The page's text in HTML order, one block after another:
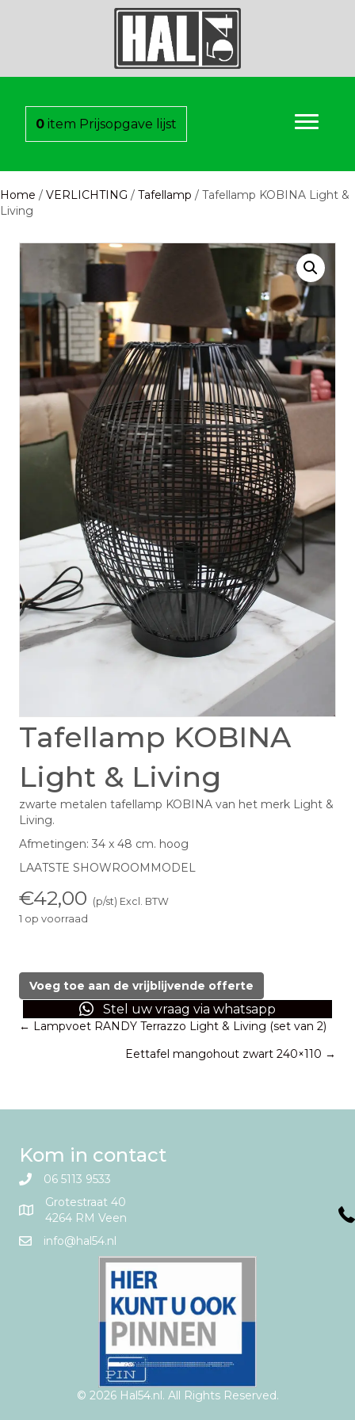
0 item Prijsopgave lijst
Home / VERLICHTING / Tafellamp / Tafellamp KOBINA Light &
Living
Tafellamp KOBINA
Light & Living
zwarte metalen tafellamp KOBINA van het merk Light &
Living.
Afmetingen: 34 x 48 cm. hoog
LAATSTE SHOWROOMMODEL
€42,00 (p/st) Excl. BTW
1 op voorraad
Light
&
aantal
Voeg toe aan de vrijblijvende offerte
Stel uw vraag via whatsapp
Posts
navigation
← Lampvoet RANDY Terrazzo Light & Living (set van 2)
Eettafel mangohout zwart 240×110 →
Kom in contact
06 5113 9533
Grotestraat 40
4264 RM Veen
info@hal54.nl
© 2026 Hal54.nl. All Rights Reserved.